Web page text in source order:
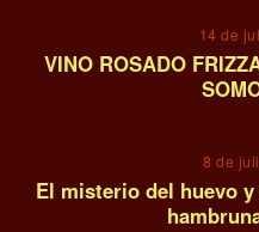
14 de
VINO ROSADO
8 de
El misterio del huevo